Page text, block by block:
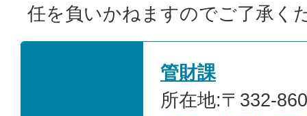
任を負いかねますのでご了承く
管財課
所在地:〒332-